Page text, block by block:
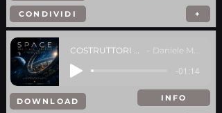
CONDIVIDI +
Daniele Mastracci
-01:14
DOWNLOAD INFO